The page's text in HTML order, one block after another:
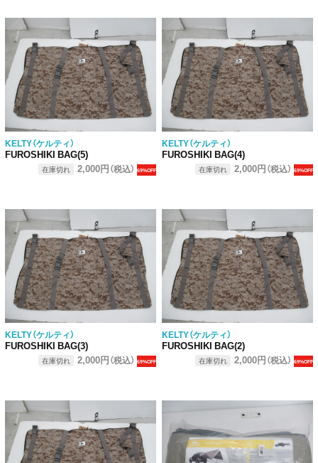
KELTY（ケルティ）
FUROSHIKI BAG(5)
在庫切れ 2,000円（税込） 69%OFF
KELTY（ケルティ）
FUROSHIKI BAG(4)
在庫切れ 2,000円（税込） 69%OFF
KELTY（ケルティ）
FUROSHIKI BAG(3)
在庫切れ 2,000円（税込） 69%OFF
KELTY（ケルティ）
FUROSHIKI BAG(2)
在庫切れ 2,000円（税込） 69%OFF